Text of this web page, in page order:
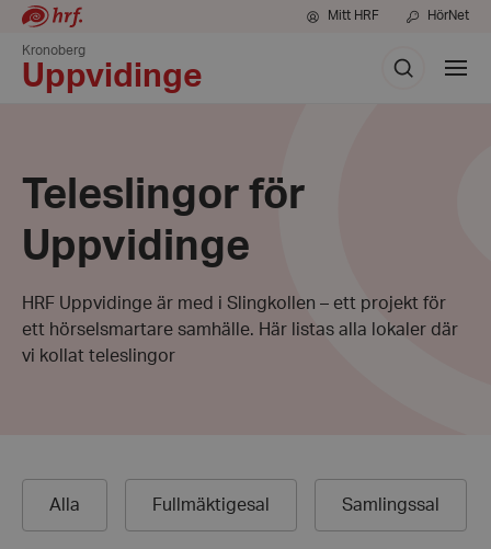
Mitt HRF HörNet
Kronoberg
Uppvidinge
Sök
Visa
meny
Teleslingor för
Uppvidinge
HRF Uppvidinge är med i Slingkollen – ett projekt för
ett hörselsmartare samhälle. Här listas alla lokaler där
vi kollat teleslingor
Alla Fullmäktigesal Samlingssal